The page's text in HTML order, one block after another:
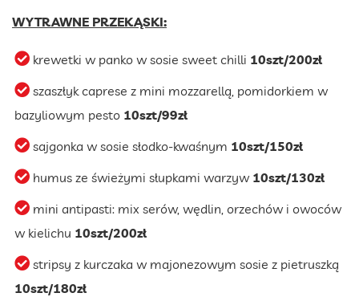
WYTRAWNE PRZEKĄSKI:
krewetki w panko w sosie sweet chilli 10szt/200zł
szaszłyk caprese z mini mozzarellą, pomidorkiem w
bazyliowym pesto 10szt/99zł
sajgonka w sosie słodko-kwaśnym 10szt/150zł
humus ze świeżymi słupkami warzyw 10szt/130zł
mini antipasti: mix serów, wędlin, orzechów i owoców
w kielichu 10szt/200zł
stripsy z kurczaka w majonezowym sosie z pietruszką
10szt/180zł